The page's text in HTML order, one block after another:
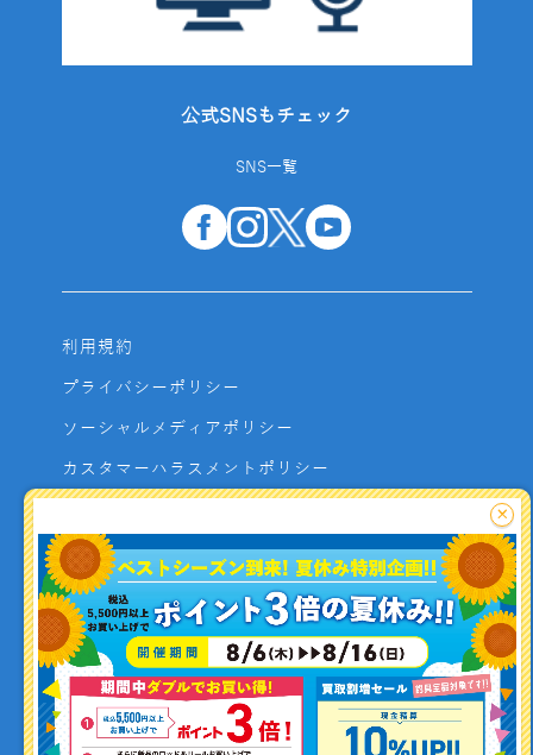
釣り情報を
投稿する
公式SNSもチェック
SNS一覧
利用規約
プライバシーポリシー
ソーシャルメディアポリシー
カスタマーハラスメントポリシー
よくあるご質問
お問い合わせ
利用者資金の保全方法
×